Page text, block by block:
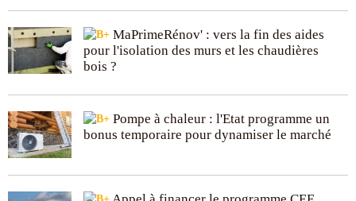
MaPrimeRénov' : vers la fin des aides
pour l'isolation des murs et les chaudières
bois ?
Pompe à chaleur : l'Etat programme un
bonus temporaire pour dynamiser le marché